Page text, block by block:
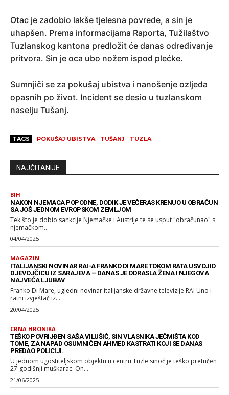
Otac je zadobio lakše tjelesna povrede, a sin je
uhapšen. Prema informacijama Raporta, Tužilaštvo
Tuzlanskog kantona predložit će danas određivanje
pritvora. Sin je oca ubo nožem ispod plećke.
Sumnjiči se za pokušaj ubistva i nanošenje ozljeda
opasnih po život. Incident se desio u tuzlanskom
naselju Tušanj.
TAGS POKUŠAJ UBISTVA TUŠANJ TUZLA
NAJČITANIJE
BIH
NAKON NJEMACA POPODNE, DODIK JE VEČERAS KRENUO U OBRAČUN
SA JOŠ JEDNOM EVROPSKOM ZEMLJOM
Tek što je dobio sankcije Njemačke i Austrije te se usput "obračunao" s
njemačkom...
04/04/2025
MAGAZIN
ITALIJANSKI NOVINAR RAI-A FRANKO DI MARE TOKOM RATA USVOJIO
DJEVOJČICU IZ SARAJEVA – DANAS JE ODRASLA ŽENA I NJEGOVA
NAJVEĆA LJUBAV
Franko Di Mare, ugledni novinar italijanske državne televizije RAI Uno i
ratni izvještač iz...
20/04/2025
CRNA HRONIKA
TEŠKO POVRIJĐEN SAŠA VILUŠIĆ, SIN VLASNIKA JEČMIŠTA KOD
TOME, ZA NAPAD OSUMNIČEN AHMED KASTRATI KOJI SE DANAS
PREDAO POLICIJI.
U jednom ugostiteljskom objektu u centru Tuzle sinoć je teško pretučen
27-godišnji muškarac. On...
21/06/2025